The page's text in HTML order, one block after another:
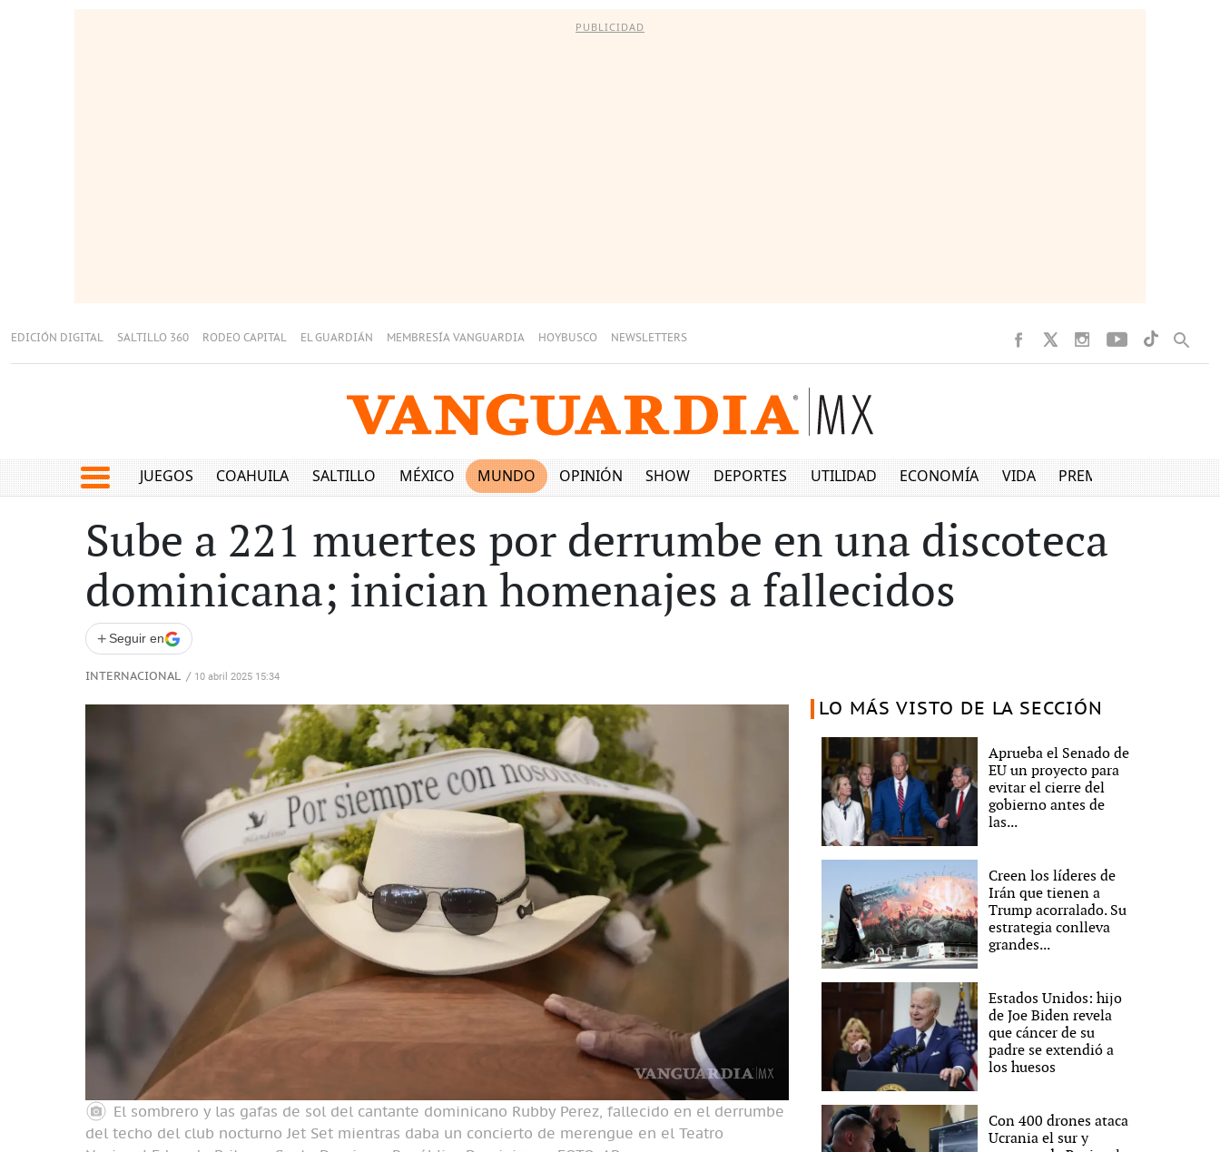
PUBLICIDAD
EDICIÓN DIGITAL SALTILLO 360 RODEO CAPITAL EL GUARDIÁN MEMBRESÍA VANGUARDIA HOYBUSCO NEWSLETTERS
JUEGOS COAHUILA SALTILLO MÉXICO MUNDO OPINIÓN SHOW DEPORTES UTILIDAD ECONOMÍA VIDA PREMIUM
Sube a 221 muertes por derrumbe en una discoteca
dominicana; inician homenajes a fallecidos
+ Seguir en
INTERNACIONAL / 10 abril 2025 15:34
El sombrero y las gafas de sol del cantante dominicano Rubby Perez, fallecido en el derrumbe
del techo del club nocturno Jet Set mientras daba un concierto de merengue en el Teatro
LO MÁS VISTO DE LA SECCIÓN
Aprueba el Senado de
EU un proyecto para
evitar el cierre del
gobierno antes de
las...
Creen los líderes de
Irán que tienen a
Trump acorralado. Su
estrategia conlleva
grandes...
Estados Unidos: hijo
de Joe Biden revela
que cáncer de su
padre se extendió a
los huesos
Con 400 drones ataca
Ucrania el sur y